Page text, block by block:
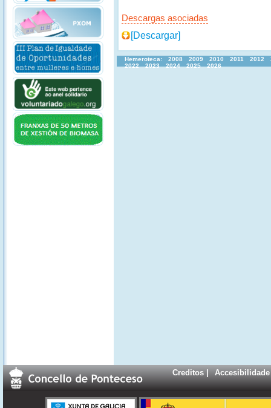
Descargas asociadas
[Descargar]
Hemeroteca: 2008 2009 2010 2011 2012
2022
2023 2024 2025 2026
Creditos| Accesibilidade